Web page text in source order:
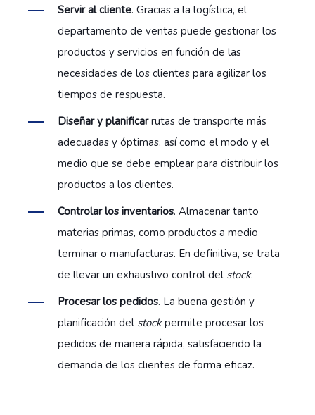
Servir al cliente. Gracias a la logística, el
departamento de ventas puede gestionar los
productos y servicios en función de las
necesidades de los clientes para agilizar los
tiempos de respuesta.
Diseñar y planificarrutas de transporte más
adecuadas y óptimas, así como el modo y el
medio que se debe emplear para distribuir los
productos a los clientes.
Controlar los inventarios. Almacenar tanto
materias primas, como productos a medio
terminar o manufacturas. En definitiva, se trata
de llevar un exhaustivo control del stock.
Procesar los pedidos. La buena gestión y
planificación del stock permite procesar los
pedidos de manera rápida, satisfaciendo la
demanda de los clientes de forma eficaz.